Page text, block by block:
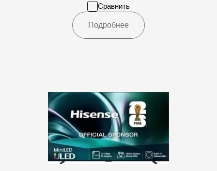
Сравнить
Подробнее